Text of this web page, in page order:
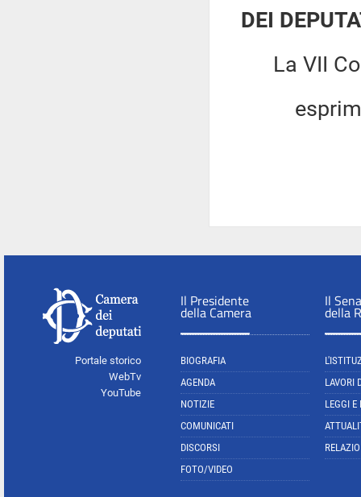
DEI
La VII
Portale storico
WebTv
YouTube
Il Presidente
della Camera
BIOGRAFIA
AGENDA
NOTIZIE
COMUNICATI
DISCORSI
FOTO/VIDEO
Il
della
LAVORI
LEGGI E